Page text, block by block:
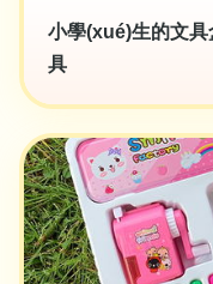
小學(xué)生的文
具